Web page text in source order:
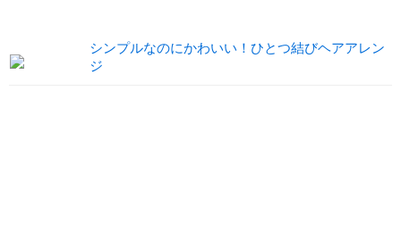
シンプルなのにかわいい！ひとつ結びヘアアレン
ジ